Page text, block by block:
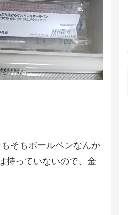
そもボールペンなんか
持っていないので、金